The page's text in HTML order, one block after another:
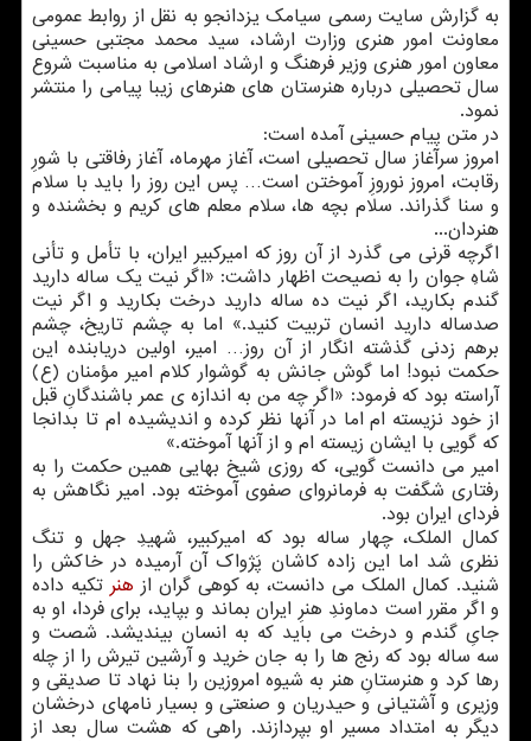
به گزارش سایت رسمی سیامک یزدانجو به نقل از روابط عمومی
معاونت امور هنری وزارت ارشاد، سید محمد مجتبی حسینی
معاون امور هنری وزیر فرهنگ و ارشاد اسلامی به مناسبت شروع
سال تحصیلی درباره هنرستان های هنرهای زیبا پیامی را منتشر
نمود.
در متن پیام حسینی آمده است:
امروز سرآغاز سال تحصیلی است، آغاز مهرماه، آغاز رفاقتی با شورِ
رقابت، امروز نوروزِ آموختن است… پس این روز را باید با سلام
و سنا گذراند. سلام بچه ها، سلام معلم های کریم و بخشنده و
هنردان...
اگرچه قرنی می گذرد از آن روز که امیرکبیر ایران، با تأمل و تأنی
شاهِ جوان را به نصیحت اظهار داشت: «اگر نیت یک ساله دارید
گندم بکارید، اگر نیت ده ساله دارید درخت بکارید و اگر نیت
صدساله دارید انسان تربیت کنید.» اما به چشم تاریخ، چشم
برهم زدنی گذشته انگار از آن روز… امیر، اولین دریابنده این
حکمت نبود! اما گوش جانش به گوشوار کلام امیر مؤمنان (ع)
آراسته بود که فرمود: «اگر چه من به اندازه ی عمر باشندگانِ قبل
از خود نزیسته ام اما در آنها نظر کرده و اندیشیده ام تا بدانجا
که گویی با ایشان زیسته ام و از آنها آموخته.»
امیر می دانست گویی، که روزی شیخ بهایی همین حکمت را به
رفتاری شگفت به فرمانروای صفوی آموخته بود. امیر نگاهش به
فردای ایران بود.
کمال الملک، چهار ساله بود که امیرکبیر، شهیدِ جهل و تنگ
نظری شد اما این زاده کاشان پَژواک آن آرمیده در خاکش را
شنید. کمال الملک می دانست، به کوهی گران از هنر تکیه داده
و اگر مقرر است دماوندِ هنرِ ایران بماند و بپاید، برای فردا، او به
جایِ گندم و درخت می باید که به انسان بیندیشد. شصت و
سه ساله بود که رنج ها را به جان خرید و آرشین تیرش را از چله
رها کرد و هنرستانِ هنر به شیوه امروزین را بنا نهاد تا صدیقی و
وزیری و آشتیانی و حیدریان و صنعتی و بسیار نامهای درخشان
دیگر به امتداد مسیر او بپردازند. راهی که هشت سال بعد از